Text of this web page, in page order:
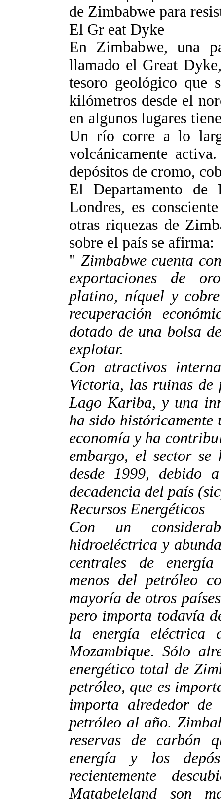
de Zimbabwe para
El Gr eat Dyke
En Zimbabwe, una
llamado el Great
tesoro geológico que
kilómetros desde el
en algunos lugares
Un río corre a lo
volcánicamente
depósitos de cromo,
El Departamento de
Londres, es
otras riquezas de
sobre el país se afirma:
" Zimbabwe cuenta
exportaciones de
platino, níquel y
recuperación
dotado de una bolsa
explotar.
Con atractivos
Victoria, las ruinas de
Lago Kariba, y una
ha sido históricamente
economía y ha
embargo, el sector
desde 1999, debido
decadencia del país
Recursos Energéticos
Con un
hidroeléctrica y
centrales de
menos del petróleo
mayoría de otros
pero importa todavía
la energía eléctrica
Mozambique. Sólo
energético total de
petróleo, que es
importa alrededor
petróleo al año.
reservas de carbón
energía y los
recientemente
Matabeleland son